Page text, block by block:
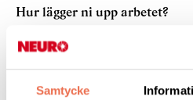
Samtycke
Hur lägger ni upp arbetet?
– Förbundsstyrelsen leder
och förbundskansliet stöttar i
erbjudas mängder av arenor för
slutresultatet: vi arbetar nära en